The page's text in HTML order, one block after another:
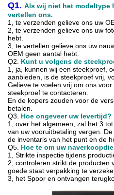
Q1. Als wij niet het modeltype
vertellen ons.
1, te verzenden gelieve ons uw
2, te verzenden gelieve ons uw
hebt.
3, te vertellen gelieve ons uw
OEM geen aantal hebt.
Q2. Kunt u volgens de
1, ja, kunnen wij een steekproef,
aanbieden, is de steekproef vrij,
Gelieve te voelen vrij om ons
steekproef te contacteren.
En de kopers zouden voor de
betalen.
Q3. Hoe ongeveer uw levertijd?
1, over het algemeen, zal het 3
van uw vooruitbetaling vergen.
de inventaris van het punt en de
Q5. Hoe te om uw
1, Strikte inspectie tijdens
2, controleren strikt de producten
goede staat verpakking te
3, het Spoor en ontvangen